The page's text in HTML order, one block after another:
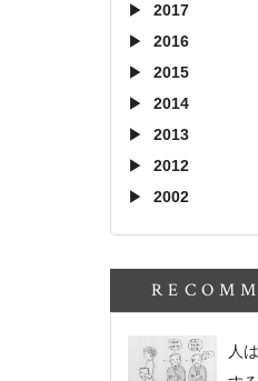
2017
2016
2015
2014
2013
2012
2002
人